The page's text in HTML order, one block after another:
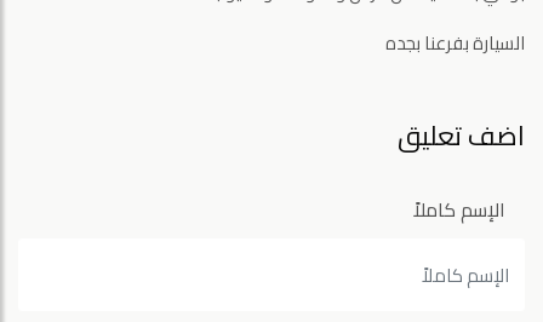
السيارة بفرعنا بجده
اضف تعليق
الإسم كاملاً